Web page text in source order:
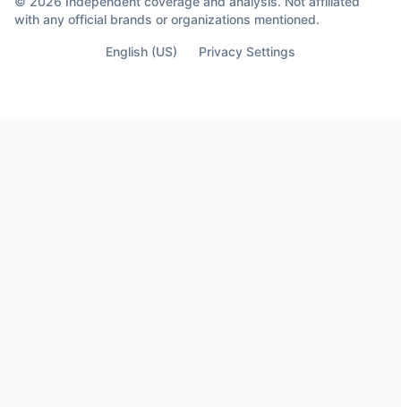
with any official brands or organizations mentioned.
English (US) Privacy Settings